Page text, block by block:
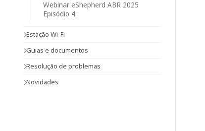
Webinar eShepherd ABR 2025
Episódio 4.
Estação Wi-Fi
Guias e documentos
Resolução de problemas
Novidades